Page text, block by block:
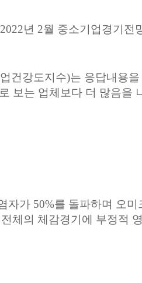
2022년 2월 중소기업경기전
건강도지수)는 응답내용을
보는 업체보다 더 많음을
자가 50%를 돌파하며 오미
전체의 체감경기에 부정적